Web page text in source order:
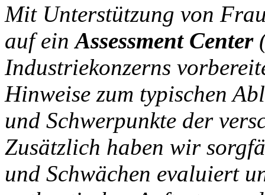
Mit Unterstützung von
auf einAssessment Center
Industriekonzerns
Hinweise zum typischen
und Schwerpunkte der
Zusätzlich haben wir
und Schwächen evaluiert